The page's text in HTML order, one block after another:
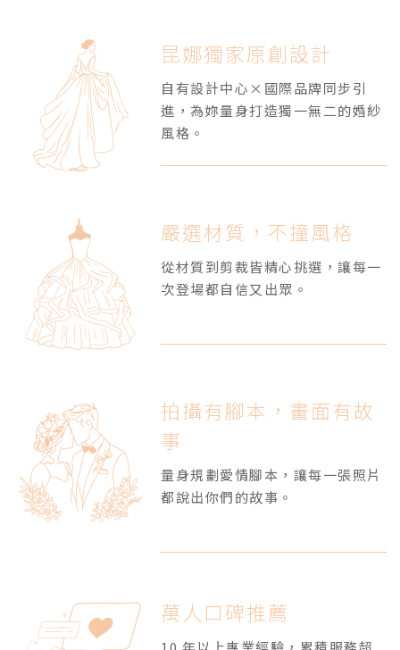
昆娜獨家原創設計
自有設計中心×國際品牌同步引
進，為妳量身打造獨一無二的婚紗
風格。
嚴選材質，不撞風格
從材質到剪裁皆精心挑選，讓每一
次登場都自信又出眾。
拍攝有腳本，畫面有故
事
量身規劃愛情腳本，讓每一張照片
都說出你們的故事。
萬人口碑推薦